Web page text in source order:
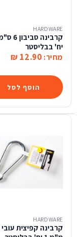
הוסף לסל
HARDWARE
יח' בבליסטר
מחיר: 12.90 ₪
HARDWARE